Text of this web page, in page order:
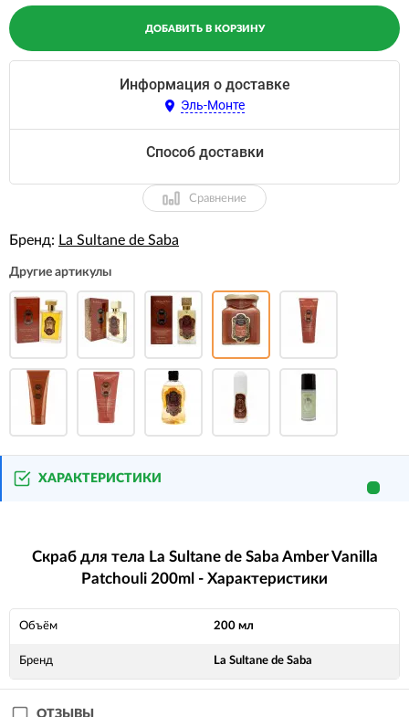
ДОБАВИТЬ В КОРЗИНУ
Информация о доставке
Эль-Монте
Способ доставки
Сравнение
Бренд: La Sultane de Saba
Другие артикулы
ХАРАКТЕРИСТИКИ
Скраб для тела La Sultane de Saba Amber Vanilla
Patchouli 200ml - Характеристики
Объём 200 мл
Бренд La Sultane de Saba
ОТЗЫВЫ